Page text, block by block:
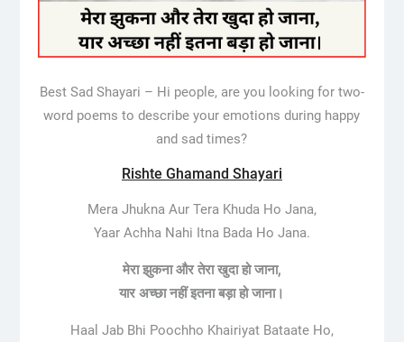
Best Sad Shayari – Hi people, are you looking for two-
word poems to describe your emotions during happy
and sad times?
Rishte Ghamand Shayari
Mera Jhukna Aur Tera Khuda Ho Jana,
Yaar Achha Nahi Itna Bada Ho Jana.
मेरा झुकना और तेरा खुदा हो जाना,
यार अच्छा नहीं इतना बड़ा हो जाना।
Haal Jab Bhi Poochho Khairiyat Bataate Ho,